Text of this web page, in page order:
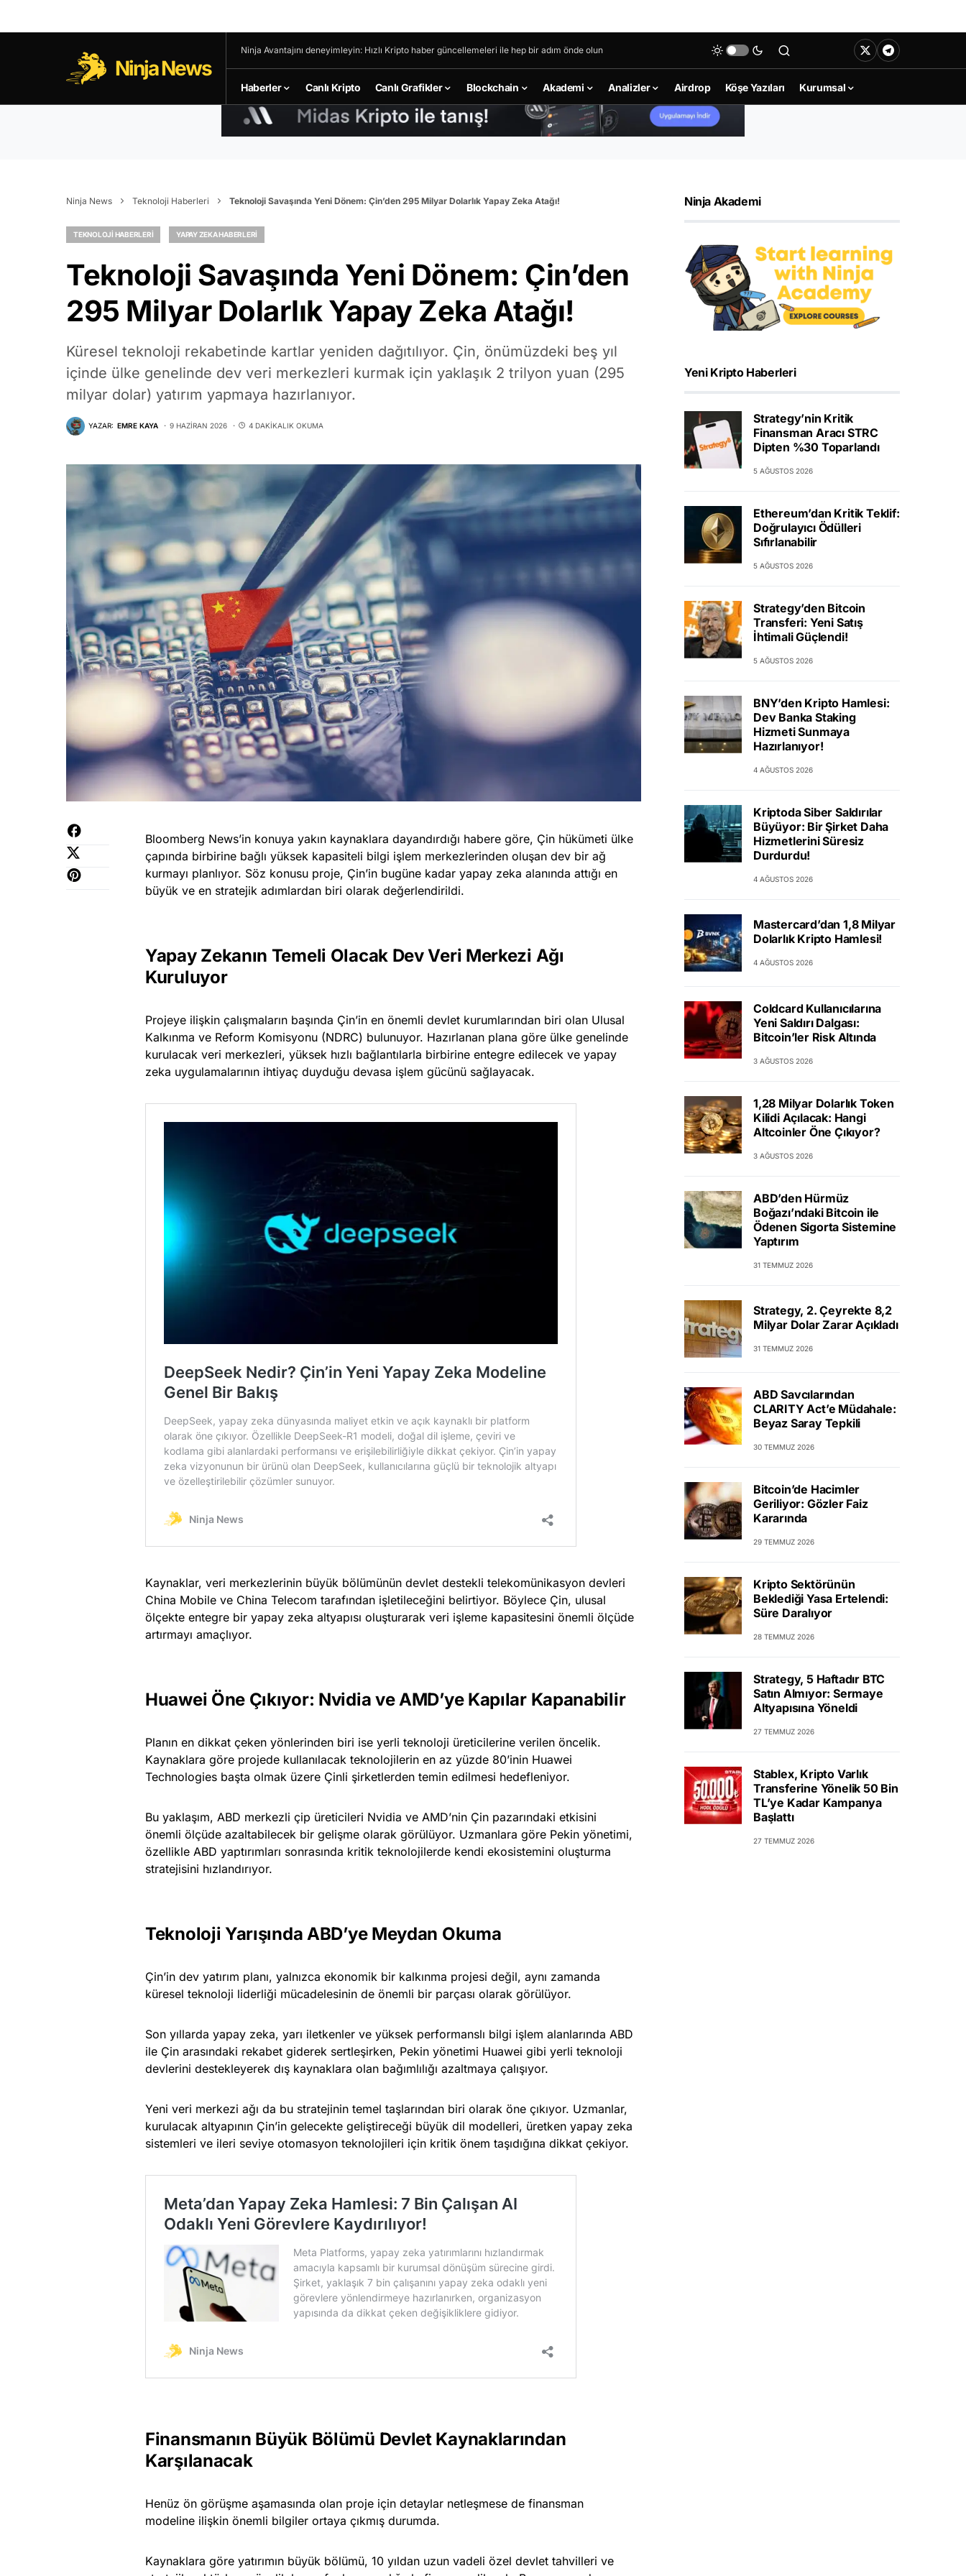
Ninja News
Ninja Avantajını deneyimleyin: Hızlı Kripto haber güncellemeleri ile hep bir adım önde olun
Haberler Canlı Kripto Canlı Grafikler Blockchain Akademi Analizler Airdrop Köşe Yazıları Kurumsal
Ninja News Teknoloji Haberleri Teknoloji Savaşında Yeni Dönem: Çin’den 295 Milyar Dolarlık Yapay Zeka Atağı!
TEKNOLOJI HABERLERI YAPAY ZEKA HABERLERI
Teknoloji Savaşında Yeni Dönem: Çin’den
295 Milyar Dolarlık Yapay Zeka Atağı!
Küresel teknoloji rekabetinde kartlar yeniden dağıtılıyor. Çin, önümüzdeki beş yıl
içinde ülke genelinde dev veri merkezleri kurmak için yaklaşık 2 trilyon yuan (295
milyar dolar) yatırım yapmaya hazırlanıyor.
YAZAR: EMRE KAYA 9 HAZIRAN 2026 4 DAKIKALIK OKUMA
Bloomberg News’in konuya yakın kaynaklara dayandırdığı habere göre, Çin hükümeti ülke
çapında birbirine bağlı yüksek kapasiteli bilgi işlem merkezlerinden oluşan dev bir ağ
kurmayı planlıyor. Söz konusu proje, Çin’in bugüne kadar yapay zeka alanında attığı en
büyük ve en stratejik adımlardan biri olarak değerlendirildi.
Yapay Zekanın Temeli Olacak Dev Veri Merkezi Ağı
Kuruluyor
Projeye ilişkin çalışmaların başında Çin’in en önemli devlet kurumlarından biri olan Ulusal
Kalkınma ve Reform Komisyonu (NDRC) bulunuyor. Hazırlanan plana göre ülke genelinde
kurulacak veri merkezleri, yüksek hızlı bağlantılarla birbirine entegre edilecek ve yapay
zeka uygulamalarının ihtiyaç duyduğu devasa işlem gücünü sağlayacak.
Kaynaklar, veri merkezlerinin büyük bölümünün devlet destekli telekomünikasyon devleri
China Mobile ve China Telecom tarafından işletileceğini belirtiyor. Böylece Çin, ulusal
ölçekte entegre bir yapay zeka altyapısı oluşturarak veri işleme kapasitesini önemli ölçüde
artırmayı amaçlıyor.
Huawei Öne Çıkıyor: Nvidia ve AMD’ye Kapılar Kapanabilir
Planın en dikkat çeken yönlerinden biri ise yerli teknoloji üreticilerine verilen öncelik.
Kaynaklara göre projede kullanılacak teknolojilerin en az yüzde 80’inin Huawei
Technologies başta olmak üzere Çinli şirketlerden temin edilmesi hedefleniyor.
Bu yaklaşım, ABD merkezli çip üreticileri Nvidia ve AMD’nin Çin pazarındaki etkisini
önemli ölçüde azaltabilecek bir gelişme olarak görülüyor. Uzmanlara göre Pekin yönetimi,
özellikle ABD yaptırımları sonrasında kritik teknolojilerde kendi ekosistemini oluşturma
stratejisini hızlandırıyor.
Teknoloji Yarışında ABD’ye Meydan Okuma
Çin’in dev yatırım planı, yalnızca ekonomik bir kalkınma projesi değil, aynı zamanda
küresel teknoloji liderliği mücadelesinin de önemli bir parçası olarak görülüyor.
Son yıllarda yapay zeka, yarı iletkenler ve yüksek performanslı bilgi işlem alanlarında ABD
ile Çin arasındaki rekabet giderek sertleşirken, Pekin yönetimi Huawei gibi yerli teknoloji
devlerini destekleyerek dış kaynaklara olan bağımlılığı azaltmaya çalışıyor.
Yeni veri merkezi ağı da bu stratejinin temel taşlarından biri olarak öne çıkıyor. Uzmanlar,
kurulacak altyapının Çin’in gelecekte geliştireceği büyük dil modelleri, üretken yapay zeka
sistemleri ve ileri seviye otomasyon teknolojileri için kritik önem taşıdığına dikkat çekiyor.
Finansmanın Büyük Bölümü Devlet Kaynaklarından
Karşılanacak
Henüz ön görüşme aşamasında olan proje için detaylar netleşmese de finansman
modeline ilişkin önemli bilgiler ortaya çıkmış durumda.
Kaynaklara göre yatırımın büyük bölümü, 10 yıldan uzun vadeli özel devlet tahvilleri ve
Ninja Akademi
Yeni Kripto Haberleri
Strategy’nin Kritik
Finansman Aracı STRC
Dipten %30 Toparlandı
5 AĞUSTOS 2026
Ethereum’dan Kritik Teklif:
Doğrulayıcı Ödülleri
Sıfırlanabilir
5 AĞUSTOS 2026
Strategy’den Bitcoin
Transferi: Yeni Satış
İhtimali Güçlendi!
5 AĞUSTOS 2026
BNY’den Kripto Hamlesi:
Dev Banka Staking
Hizmeti Sunmaya
Hazırlanıyor!
4 AĞUSTOS 2026
Kriptoda Siber Saldırılar
Büyüyor: Bir Şirket Daha
Hizmetlerini Süresiz
Durdurdu!
4 AĞUSTOS 2026
Mastercard’dan 1,8 Milyar
Dolarlık Kripto Hamlesi!
4 AĞUSTOS 2026
Coldcard Kullanıcılarına
Yeni Saldırı Dalgası:
Bitcoin’ler Risk Altında
3 AĞUSTOS 2026
1,28 Milyar Dolarlık Token
Kilidi Açılacak: Hangi
Altcoinler Öne Çıkıyor?
3 AĞUSTOS 2026
ABD’den Hürmüz
Boğazı’ndaki Bitcoin ile
Ödenen Sigorta Sistemine
Yaptırım
31 TEMMUZ 2026
Strategy, 2. Çeyrekte 8,2
Milyar Dolar Zarar Açıkladı
31 TEMMUZ 2026
ABD Savcılarından
CLARITY Act’e Müdahale:
Beyaz Saray Tepkili
30 TEMMUZ 2026
Bitcoin’de Hacimler
Geriliyor: Gözler Faiz
Kararında
29 TEMMUZ 2026
Kripto Sektörünün
Beklediği Yasa Ertelendi:
Süre Daralıyor
28 TEMMUZ 2026
Strategy, 5 Haftadır BTC
Satın Almıyor: Sermaye
Altyapısına Yöneldi
27 TEMMUZ 2026
Stablex, Kripto Varlık
Transferine Yönelik 50 Bin
TL’ye Kadar Kampanya
Başlattı
27 TEMMUZ 2026